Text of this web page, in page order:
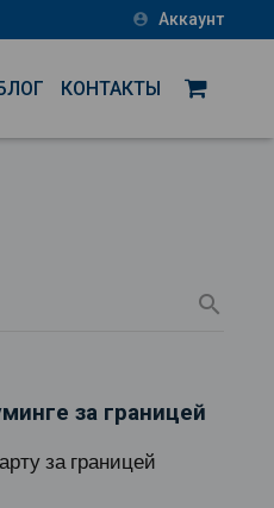
account_circle Аккаунт
КОНТАКТЫ
за границей
за границей